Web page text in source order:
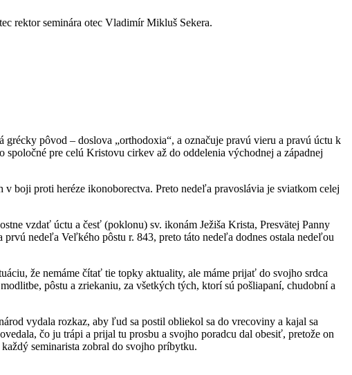
rektor seminára otec Vladimír Mikluš Sekera.
pôvod – doslova „orthodoxia“, a označuje pravú vieru a pravú úctu k
pre celú Kristovu cirkev až do oddelenia východnej a západnej
boji proti heréze ikonoborectva. Preto nedeľa pravoslávia je sviatkom celej
vzdať úctu a česť (poklonu) sv. ikonám Ježiša Krista, Presvätej Panny
nedeľa Veľkého pôstu r. 843, preto táto nedeľa dodnes ostala nedeľou
že nemáme čítať tie topky aktuality, ale máme prijať do svojho srdca
pôstu a zriekaniu, za všetkých tých, ktorí sú pošliapaní, chudobní a
vydala rozkaz, aby ľud sa postil obliekol sa do vrecoviny a kajal sa
čo ju trápi a prijal tu prosbu a svojho poradcu dal obesiť, pretože on
seminarista zobral do svojho príbytku.